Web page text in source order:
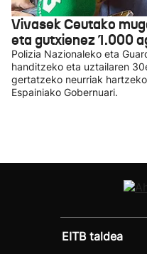
Vivasek Ceutako
eta gutxienez 1.000
Polizia Nazionaleko eta
handitzeko eta uztailaren
gertatzeko neurriak
Espainiako Gobernuari.
EITB taldea